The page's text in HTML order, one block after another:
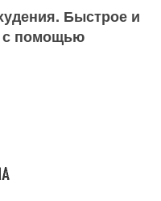
Быстрое и
с помощью